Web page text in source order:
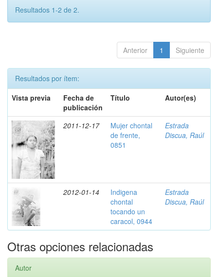
Resultados 1-2 de 2.
Anterior 1 Siguiente
Resultados por ítem:
Vista previa
Fecha de
publicación
Título Autor(es)
2011-12-17
Mujer chontal
de frente,
0851
Estrada
Discua, Raúl
2012-01-14
Indigena
chontal
tocando un
caracol, 0944
Estrada
Discua, Raúl
Otras opciones relacionadas
Autor